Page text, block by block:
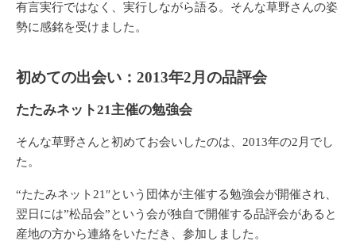
有言実行ではなく、実行しながら語る。そんな草野さんの姿
勢に感銘を受けました。
初めての出会い：2013年2月の品評会
たたみネット21主催の勉強会
そんな草野さんと初めてお会いしたのは、2013年の2月でし
た。
“たたみネット21″という団体が主催する勉強会が開催され、
翌日には”松品会”という会が独自で開催する品評会があると
産地の方から連絡をいただき、参加しました。